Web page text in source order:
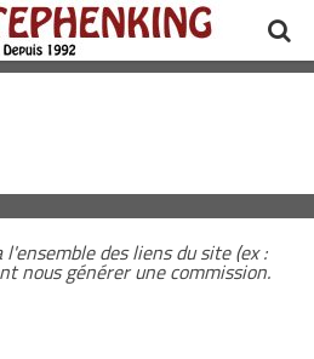
des liens du site (ex :
nous générer une commission.